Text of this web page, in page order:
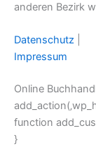
anderen Bezirk
Datenschutz
Impressum
Online
function
}